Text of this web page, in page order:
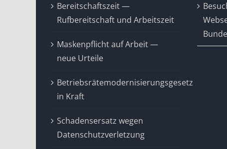
Bereitschaftszeit —
Rufbereitschaft und Arbeitszeit
Maskenpflicht auf Arbeit —
neue Urteile
Betriebsrätemodernisierungsgesetz
in Kraft
Schadensersatz wegen
Datenschutzverletzung